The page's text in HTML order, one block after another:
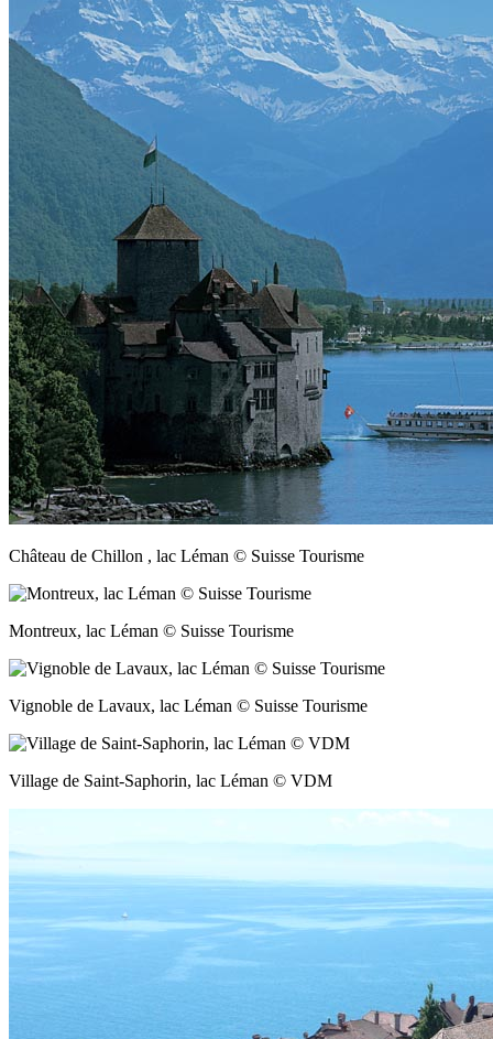
Château de Chillon , lac Léman © Suisse Tourisme
Montreux, lac Léman © Suisse Tourisme
Vignoble de Lavaux, lac Léman © Suisse Tourisme
Village de Saint-Saphorin, lac Léman © VDM